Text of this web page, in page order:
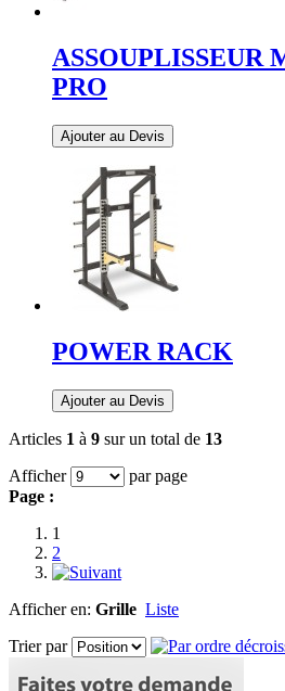
ASSOUPLISSEUR
PRO
Ajouter au Devis
POWER RACK
Ajouter au Devis
Articles 1 à 9 sur un total de 13
Afficher
par page
Page :
1
2
Afficher en: Grille Liste
Trier par